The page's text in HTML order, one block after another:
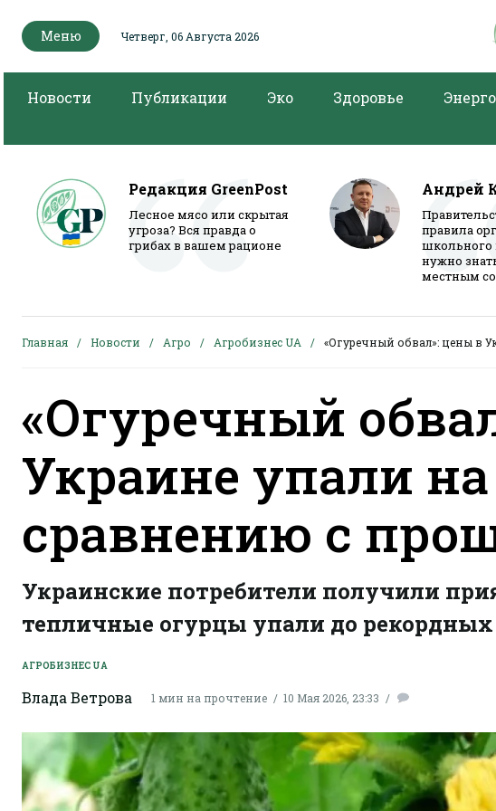
Меню Четверг, 06 Августа 2026
Новости Публикации Эко Здоровье Энерго
Редакция GreenPost
Лесное мясо или скрытая
угроза? Вся правда о
грибах в вашем рационе
Андрей
правила
школьного
нужно
местным
Главная Новости Агро Aгробизнес UA «Огуречный обвал»: цены в
«Огуречный
Украине упали на
сравнению с
Украинские потребители получили
тепличные огурцы упали до
AГРОБИЗНЕС UA
Влада Ветрова 1 мин на прочтение 10 Мая 2026, 23:33